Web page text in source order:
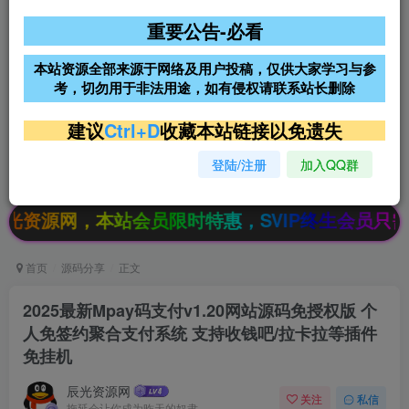
阿里云2核2G200M服务器68元/
年
雨云高防免备案服务器
超低价文字广告位招租 超低价文字广告位招租
超低价文字广告位招租
本站会员限时特惠，SVIP终生会员只需99元
首页 源码分享 正文
2025最新Mpay码支付v1.20网站源码免授权版 个
人免签约聚合支付系统 支持收钱吧/拉卡拉等插件
免挂机
辰光资源网 关注 私信
重要公告-必看
本站资源全部来源于网络及用户投稿，仅供大家学习与参
考，切勿用于非法用途，如有侵权请联系站长删除
建议Ctrl+D收藏本站链接以免遗失
登陆/注册 加入QQ群